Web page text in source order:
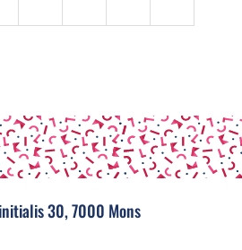
30, 7000 Mons